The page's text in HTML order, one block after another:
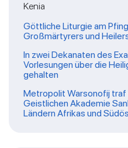
Kenia
Göttliche Liturgie am
Großmärtyrers und
In zwei Dekanaten des
Vorlesungen über die
gehalten
Metropolit Warsonofij
Geistlichen Akademie
Ländern Afrikas und